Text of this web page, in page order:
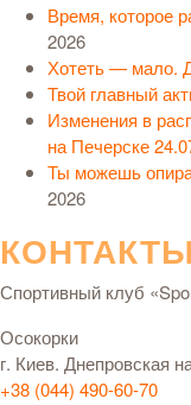
Время, которое
2026
Хотеть — мало.
Твой главный
Изменения в
на Печерске
Ты можешь
2026
КОНТАКТЫ
Спортивный клуб
Осокорки
г. Киев. Днепровская
+38 (044) 490-60-70